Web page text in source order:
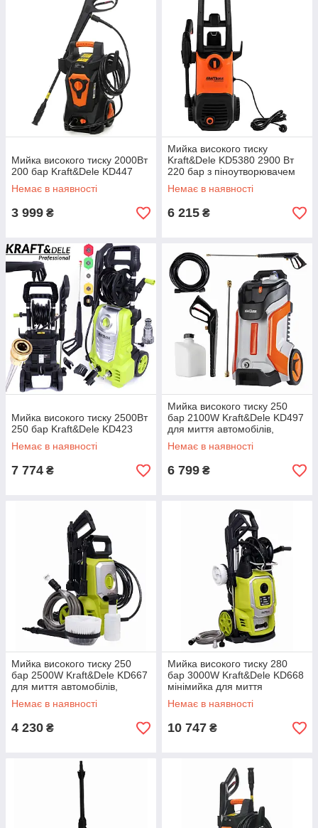
Мийка високого тиску 2000Вт
200 бар Kraft&Dele KD447
Немає в наявності
3 999 ₴
Мийка високого тиску
Kraft&Dele KD5380 2900 Вт
220 бар з піноутворювачем
— для авто, двору, тераси та
фасадів
Немає в наявності
6 215 ₴
Мийка високого тиску 2500Вт
250 бар Kraft&Dele KD423
Немає в наявності
7 774 ₴
Мийка високого тиску 250
бар 2100W Kraft&Dele KD497
для миття автомобілів,
фасадів, терас, садових
меблів та іншого
Немає в наявності
6 799 ₴
Мийка високого тиску 250
бар 2500W Kraft&Dele KD667
для миття автомобілів,
фасадів, терас, садових
меблів та іншого
Немає в наявності
4 230 ₴
Мийка високого тиску 280
бар 3000W Kraft&Dele KD668
мінімийка для миття
автомобілів, фасадів, терас,
садових меблів
Немає в наявності
10 747 ₴